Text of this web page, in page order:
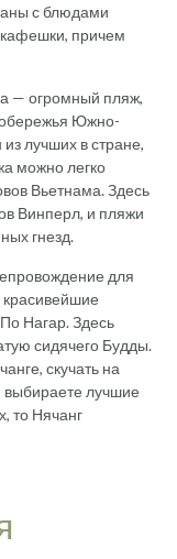
с блюдами
причем
— огромный пляж,
Южно-
лучших в стране,
можно легко
Вьетнама. Здесь
Винперл, и пляжи
гнезд.
для
красивейшие
Нагар. Здесь
сидячего Будды.
скучать на
выбираете лучшие
то Нячанг